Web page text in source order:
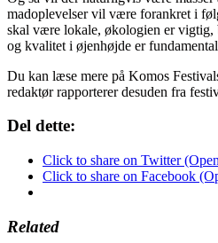
madoplevelser vil være forankret i
skal være lokale, økologien er vigtig,
og kvalitet i øjenhøjde er
Du kan læse mere på Komos
redaktør rapporterer desuden fra
Del dette:
Click to share on Twitter
Click to share on Facebook
Related